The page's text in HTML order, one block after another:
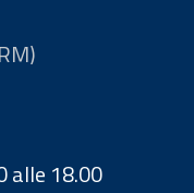
alle 18.00